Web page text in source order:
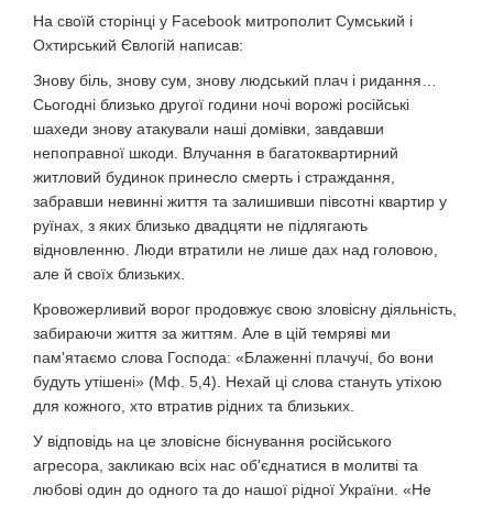
На своїй сторінці у Facebook митрополит Сумський і
Охтирський Євлогій написав:
Знову біль, знову сум, знову людський плач і ридання…
Сьогодні близько другої години ночі ворожі російські
шахеди знову атакували наші домівки, завдавши
непоправної шкоди. Влучання в багатоквартирний
житловий будинок принесло смерть і страждання,
забравши невинні життя та залишивши півсотні квартир у
руїнах, з яких близько двадцяти не підлягають
відновленню. Люди втратили не лише дах над головою,
але й своїх близьких.
Кровожерливий ворог продовжує свою зловісну діяльність,
забираючи життя за життям. Але в цій темряві ми
пам'ятаємо слова Господа: «Блаженні плачучі, бо вони
будуть утішені» (Мф. 5,4). Нехай ці слова стануть утіхою
для кожного, хто втратив рідних та близьких.
У відповідь на це зловісне біснування російського
агресора, закликаю всіх нас об'єднатися в молитві та
любові один до одного та до нашої рідної України. «Не